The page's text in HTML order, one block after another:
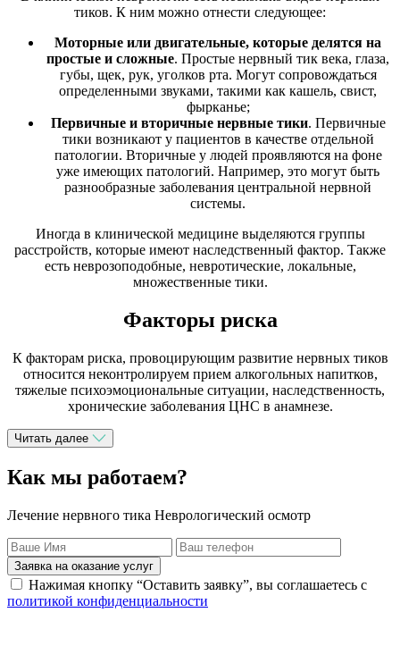
тиков. К ним можно отнести следующее:
Моторные или двигательные, которые делятся на
простые и сложные. Простые нервный тик века, глаза,
губы, щек, рук, уголков рта. Могут сопровождаться
определенными звуками, такими как кашель, свист,
фырканье;
Первичные и вторичные нервные тики. Первичные
тики возникают у пациентов в качестве отдельной
патологии. Вторичные у людей проявляются на фоне
уже имеющих патологий. Например, это могут быть
разнообразные заболевания центральной нервной
системы.
Иногда в клинической медицине выделяются группы
расстройств, которые имеют наследственный фактор. Также
есть неврозоподобные, невротические, локальные,
множественные тики.
Факторы риска
К факторам риска, провоцирующим развитие нервных тиков
относится неконтролируем прием алкогольных напитков,
тяжелые психоэмоциональные ситуации, наследственность,
хронические заболевания ЦНС в анамнезе.
Читать далее
Как мы работаем?
Лечение нервного тика Неврологический осмотр
Заявка на оказание услуг
Нажимая кнопку “Оставить заявку”, вы соглашаетесь с
политикой конфиденциальности